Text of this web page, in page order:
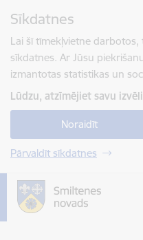
Sīkdatnes
Lai šī tīmekļvietne
sīkdatnes. Ar Jūsu
izmantotas statistikas un
Lūdzu, atzīmējiet savu
Noraidīt
Pārvaldīt sīkdatnes